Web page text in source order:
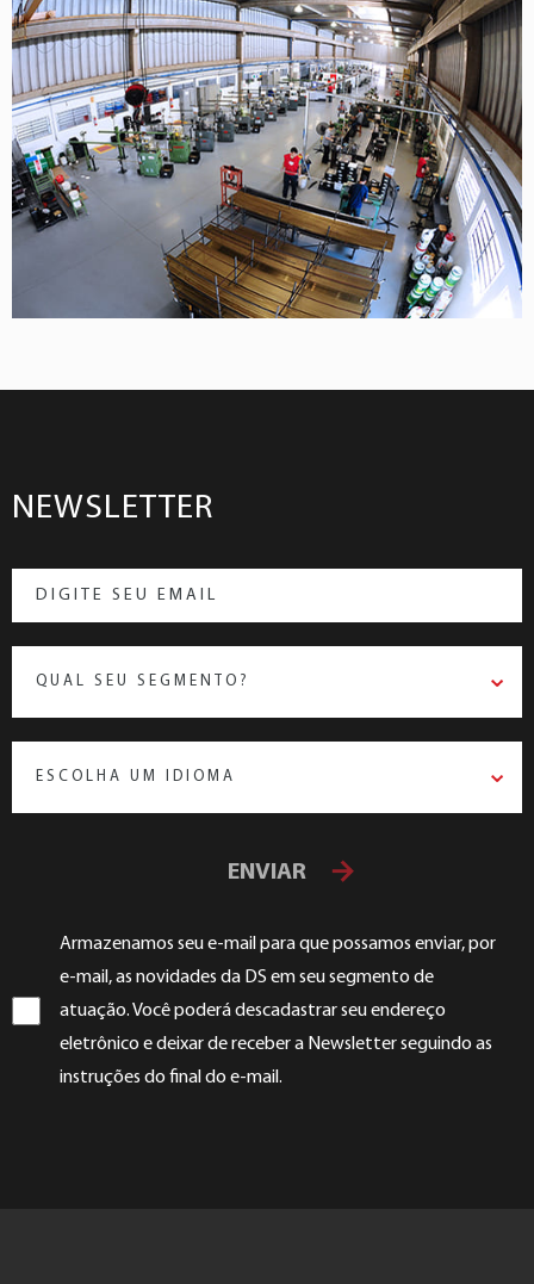
NEWSLETTER
QUAL SEU SEGMENTO?
ESCOLHA UM IDIOMA
ENVIAR
Armazenamos seu e-mail para que possamos enviar, por
e-mail, as novidades da DS em seu segmento de
atuação. Você poderá descadastrar seu endereço
eletrônico e deixar de receber a Newsletter seguindo as
instruções do final do e-mail.